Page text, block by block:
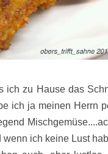
ich zu Hause das
ich ja meinen Herrn
ich keine Lust